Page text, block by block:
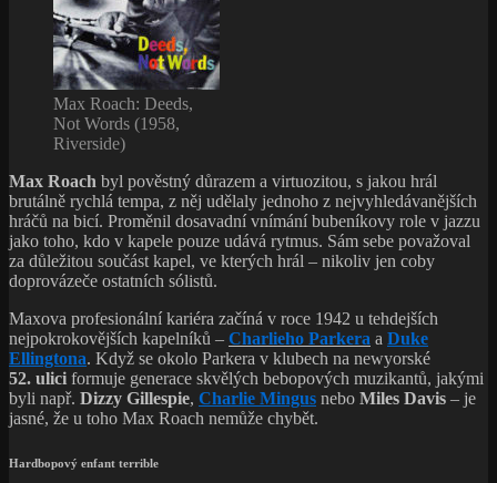
Max Roach: Deeds,
Not Words (1958,
Riverside)
Max Roach byl pověstný důrazem a virtuozitou, s jakou hrál
brutálně rychlá tempa, z něj udělaly jednoho z nejvyhledávanějších
hráčů na bicí. Proměnil dosavadní vnímání bubeníkovy role v jazzu
jako toho, kdo v kapele pouze udává rytmus. Sám sebe považoval
za důležitou součást kapel, ve kterých hrál – nikoliv jen coby
doprovázeče ostatních sólistů.
Maxova profesionální kariéra začíná v roce 1942 u tehdejších
nejpokrokovějších kapelníků – Charlieho Parkera a Duke
Ellingtona. Když se okolo Parkera v klubech na newyorské
52. ulici formuje generace skvělých bebopových muzikantů, jakými
byli např. Dizzy Gillespie, Charlie Mingus nebo Miles Davis – je
jasné, že u toho Max Roach nemůže chybět.
Hardbopový enfant terrible